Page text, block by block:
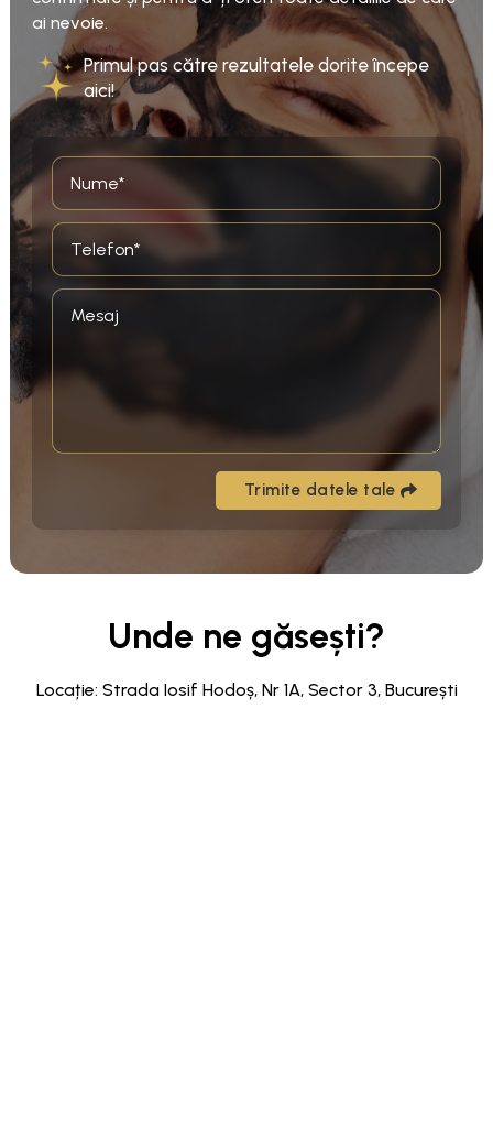
ai nevoie.
Primul pas către rezultatele dorite începe
aici!
Trimite datele tale
Unde ne găsești?
Locație: Strada Iosif Hodoș, Nr 1A, Sector 3, București